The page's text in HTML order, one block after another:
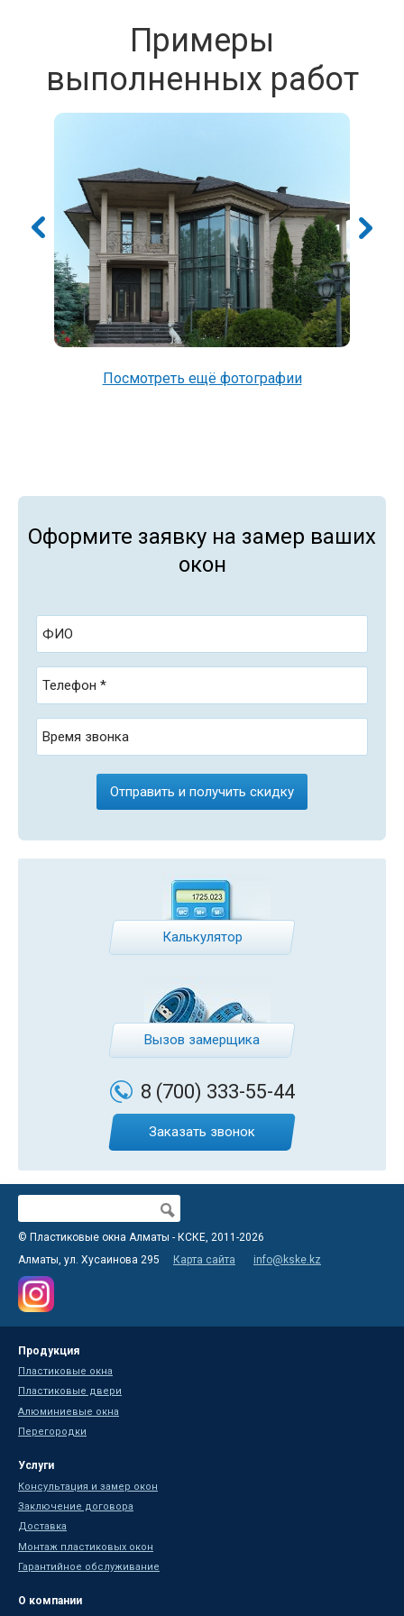
Примеры
выполненных работ
Посмотреть ещё фотографии
Оформите заявку на замер ваших
окон
ФИО
Телефон *
Время звонка
Калькулятор
Вызов замерщика
8 (700) 333-55-44
Заказать звонок
Форма поиска
© Пластиковые окна Алматы - КСКЕ, 2011-2026
Алматы, ул. Хусаинова 295
Карта сайта info@kske.kz
Продукция
Пластиковые окна
Пластиковые двери
Алюминиевые окна
Перегородки
Услуги
Консультация и замер окон
Заключение договора
Доставка
Монтаж пластиковых окон
Гарантийное обслуживание
О компании